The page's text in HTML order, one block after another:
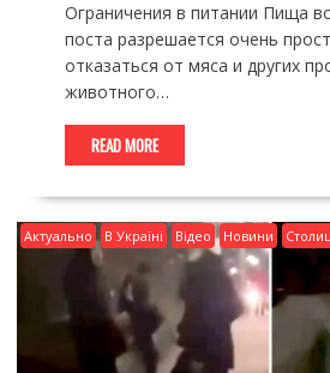
Ограничения в питании Пища
поста разрешается очень
отказаться от мяса и других
животного…
READ MORE
Актуально В Україні Відео Новини